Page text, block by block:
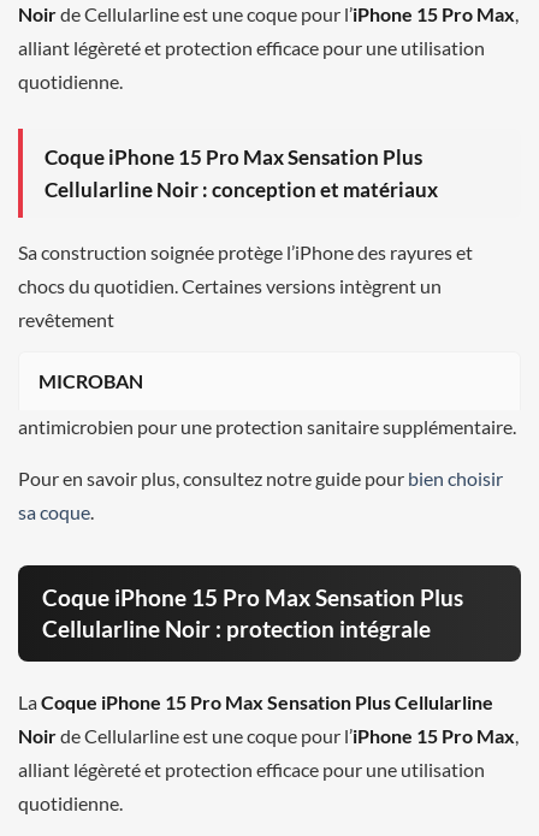
Noirde Cellularline est une coque pour l’iPhone 15 Pro Max
alliant légèreté et protection efficace pour une utilisation
quotidienne.
Coque iPhone 15 Pro Max Sensation Plus
Cellularline Noir : conception et matériaux
Sa construction soignée protège l’iPhone des rayures et
chocs du quotidien. Certaines versions intègrent un
revêtement
MICROBAN
antimicrobien pour une protection sanitaire supplémentaire.
Pour en savoir plus, consultez notre guide pour bien choisir
sa coque
Coque iPhone 15 Pro Max Sensation Plus
Cellularline Noir : protection intégrale
LaCoque iPhone 15 Pro Max Sensation Plus Cellularline
Noirde Cellularline est une coque pour l’iPhone 15 Pro Max
alliant légèreté et protection efficace pour une utilisation
quotidienne.